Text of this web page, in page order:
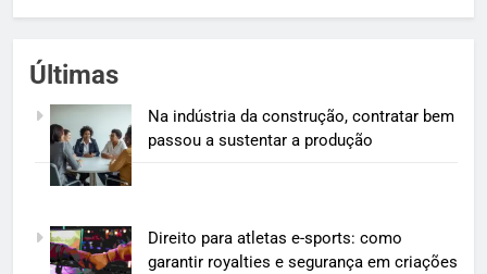
Últimas
Na indústria da construção, contratar bem
passou a sustentar a produção
Direito para atletas e-sports: como
garantir royalties e segurança em criações